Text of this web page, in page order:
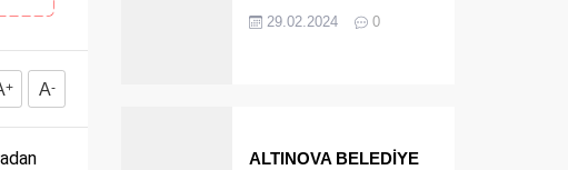
+ A-
BAŞKANI OLARAK
29.02.2024 0
ALTINOVA BELEDİYE